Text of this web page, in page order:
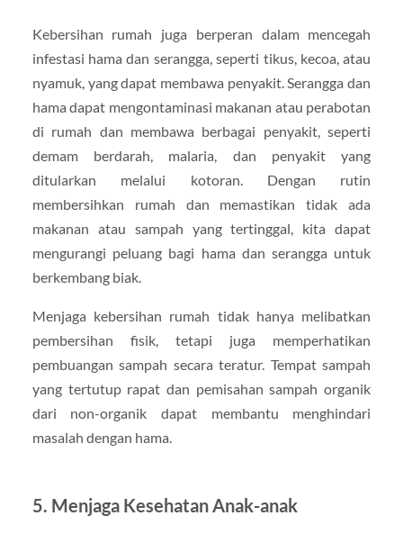
Kebersihan rumah juga berperan dalam mencegah
infestasi hama dan serangga, seperti tikus, kecoa, atau
nyamuk, yang dapat membawa penyakit. Serangga dan
hama dapat mengontaminasi makanan atau perabotan
di rumah dan membawa berbagai penyakit, seperti
demam berdarah, malaria, dan penyakit yang
ditularkan melalui kotoran. Dengan rutin
membersihkan rumah dan memastikan tidak ada
makanan atau sampah yang tertinggal, kita dapat
mengurangi peluang bagi hama dan serangga untuk
berkembang biak.
Menjaga kebersihan rumah tidak hanya melibatkan
pembersihan fisik, tetapi juga memperhatikan
pembuangan sampah secara teratur. Tempat sampah
yang tertutup rapat dan pemisahan sampah organik
dari non-organik dapat membantu menghindari
masalah dengan hama.
5. Menjaga Kesehatan Anak-anak